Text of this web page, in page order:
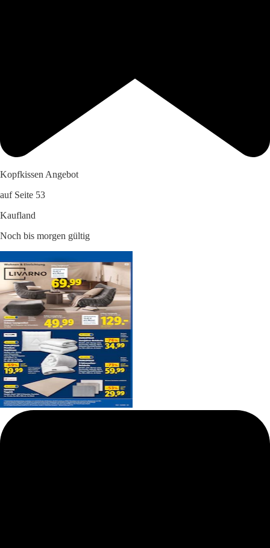
Kopfkissen Angebot
auf Seite 53
Kaufland
Noch bis morgen gültig